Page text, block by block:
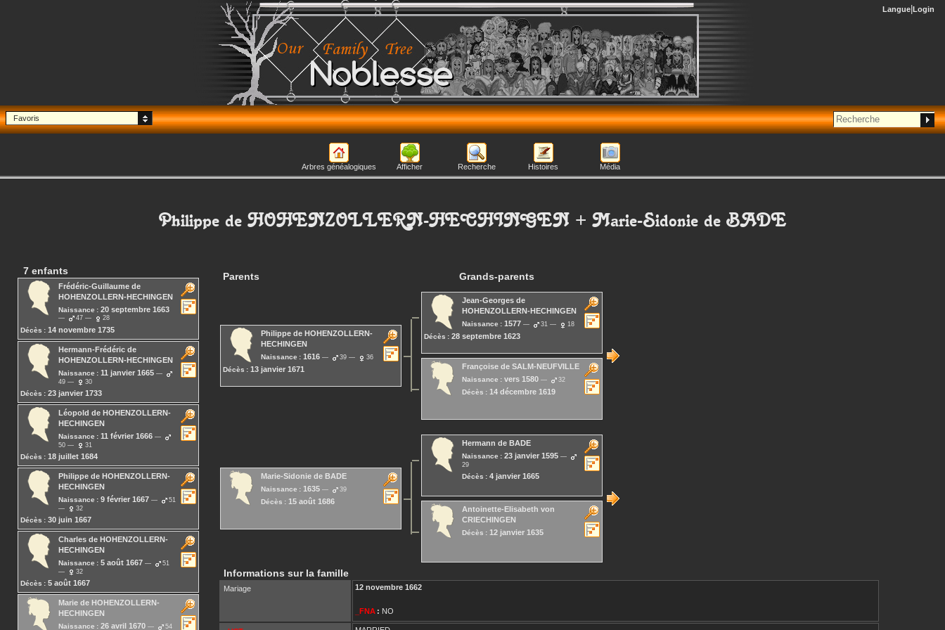
Noblesse
Langue Login
Favoris
Arbres généalogiques Afficher Recherche Histoires Média
Philippede HOHENZOLLERN-HECHINGEN+ Marie-Sidoniede BADE
7 enfants
Frédéric-Guillaume de
HOHENZOLLERN-HECHINGEN
Naissance : 20 septembre 1663
47 28
Décès : 14 novembre 1735
Hermann-Frédéric de
HOHENZOLLERN-HECHINGEN
Naissance : 11 janvier 1665
49 30
Décès : 23 janvier 1733
Léopold de HOHENZOLLERN-
HECHINGEN
Naissance : 11 février 1666
50 31
Décès : 18 juillet 1684
Philippe de HOHENZOLLERN-
HECHINGEN
Naissance : 9 février 1667
51
32
Décès : 30 juin 1667
Charles de HOHENZOLLERN-
HECHINGEN
Naissance : 5 août 1667
51
32
Décès : 5 août 1667
Marie de HOHENZOLLERN-
HECHINGEN
Naissance : 26 avril 1670 54
Parents Grands-parents
Philippe de HOHENZOLLERN-
HECHINGEN
Naissance : 1616 39 36
Décès : 13 janvier 1671
Jean-Georges de
HOHENZOLLERN-HECHINGEN
Naissance : 1577 31 18
Décès : 28 septembre 1623
Françoise de SALM-NEUFVILLE
Naissance : vers 1580 32
Décès : 14 décembre 1619
Marie-Sidonie de BADE
Naissance : 1635 39
Décès : 15 août 1686
Hermann de BADE
Naissance : 23 janvier 1595
29
Décès : 4 janvier 1665
Antoinette-Elisabeth von
CRIECHINGEN
Décès : 12 janvier 1635
Informations sur la famille
Mariage 12 novembre 1662
_FNA : NO